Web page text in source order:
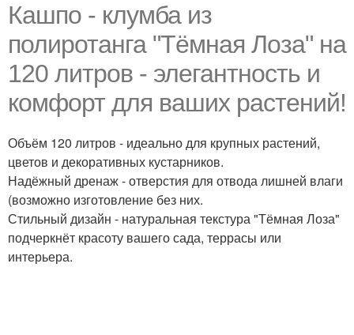
Кашпо - клумба из
полиротанга "Тёмная Лоза" на
120 литров - элегантность и
комфорт для ваших растений!
Объём 120 литров - идеально для крупных растений,
цветов и декоративных кустарников.
Надёжный дренаж - отверстия для отвода лишней влаги
(возможно изготовление без них.
Стильный дизайн - натуральная текстура "Тёмная Лоза"
подчеркнёт красоту вашего сада, террасы или
интерьера.